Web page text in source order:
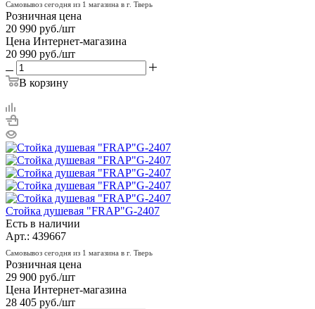
Самовывоз сегодня из 1 магазина в г. Тверь
Розничная цена
20 990 руб./шт
Цена Интернет-магазина
20 990 руб./шт
В корзину
Стойка душевая "FRAP"G-2407
Есть в наличии
Арт.: 439667
Самовывоз сегодня из 1 магазина в г. Тверь
Розничная цена
29 900 руб./шт
Цена Интернет-магазина
28 405 руб./шт